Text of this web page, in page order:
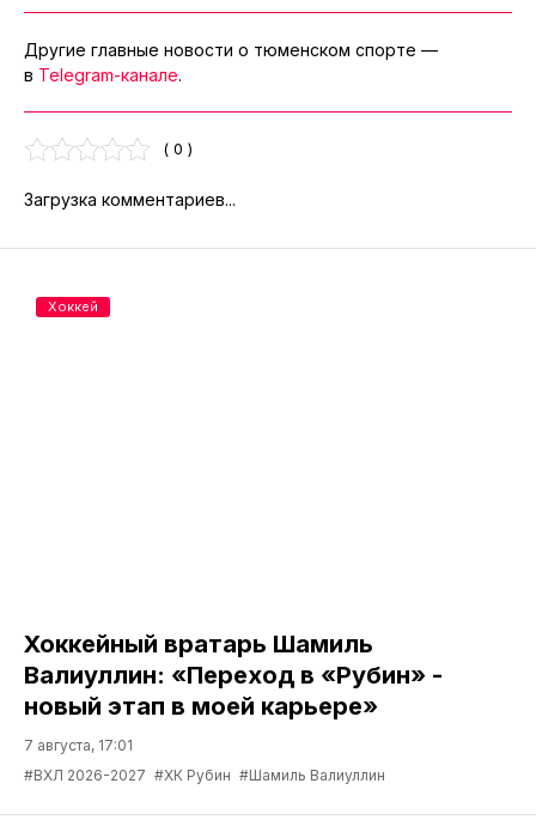
Другие главные новости о тюменском спорте —
в Telegram-канале.
( 0 )
Загрузка комментариев...
Хоккейный вратарь Шамиль
Валиуллин: «Переход в «Рубин» -
новый этап в моей карьере»
7 августа, 17:01
#ВХЛ 2026-2027 #ХК Рубин #Шамиль Валиуллин
Хоккей